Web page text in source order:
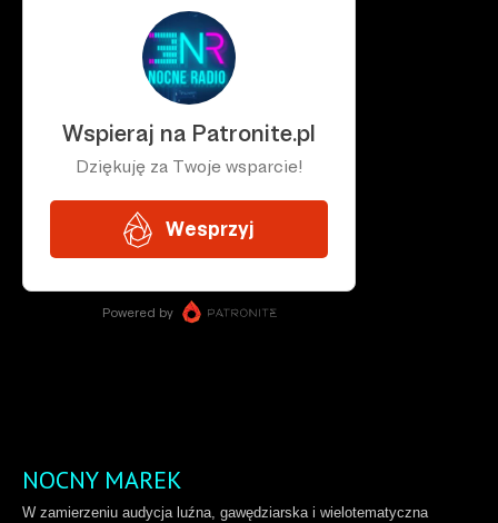
NOCNY MAREK
W zamierzeniu audycja luźna, gawędziarska i wielotematyczna